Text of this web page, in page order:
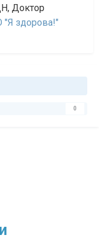
Доктор
"Я здорова!"
0